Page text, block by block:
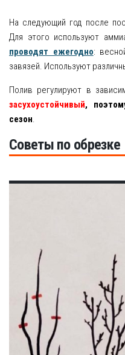
На следующий год после
Для этого используют
проводят ежегодно:
завязей. Используют
Полив регулируют в
засухоустойчивый,
сезон.
Советы по обрезке